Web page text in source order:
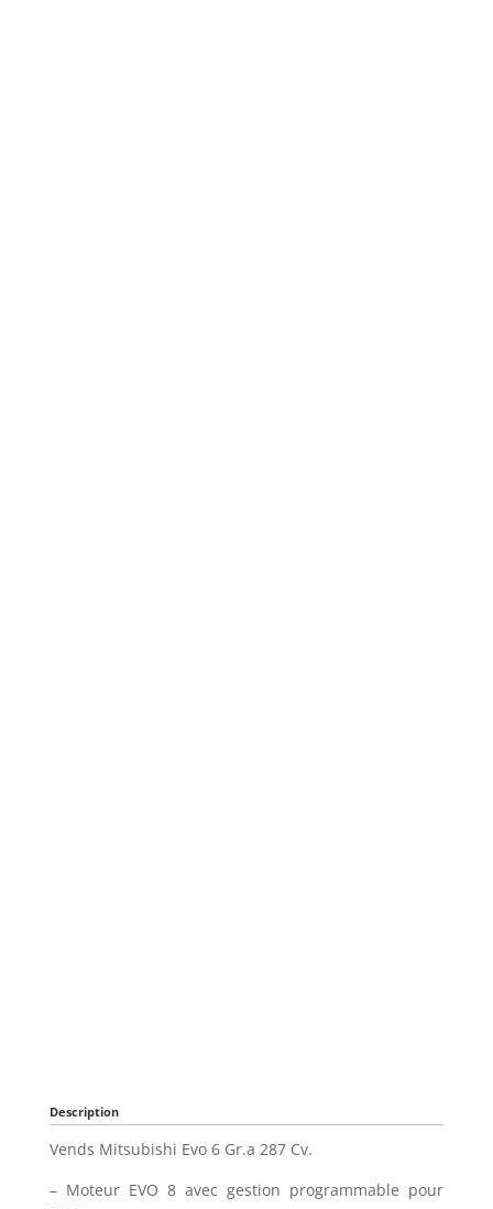
Description
Vends Mitsubishi Evo 6 Gr.a 287 Cv.
– Moteur EVO 8 avec gestion programmable pour